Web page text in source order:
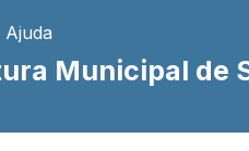
Ajuda
Municipal de